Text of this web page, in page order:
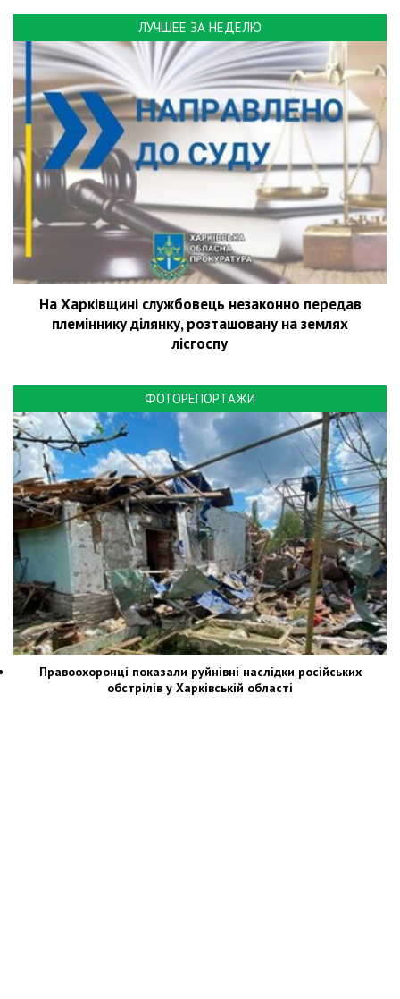
ЛУЧШЕЕ ЗА НЕДЕЛЮ
На Харківщині службовець незаконно передав
племіннику ділянку, розташовану на землях
лісгоспу
ФОТОРЕПОРТАЖИ
Правоохоронці показали руйнівні наслідки російських
обстрілів у Харківській області